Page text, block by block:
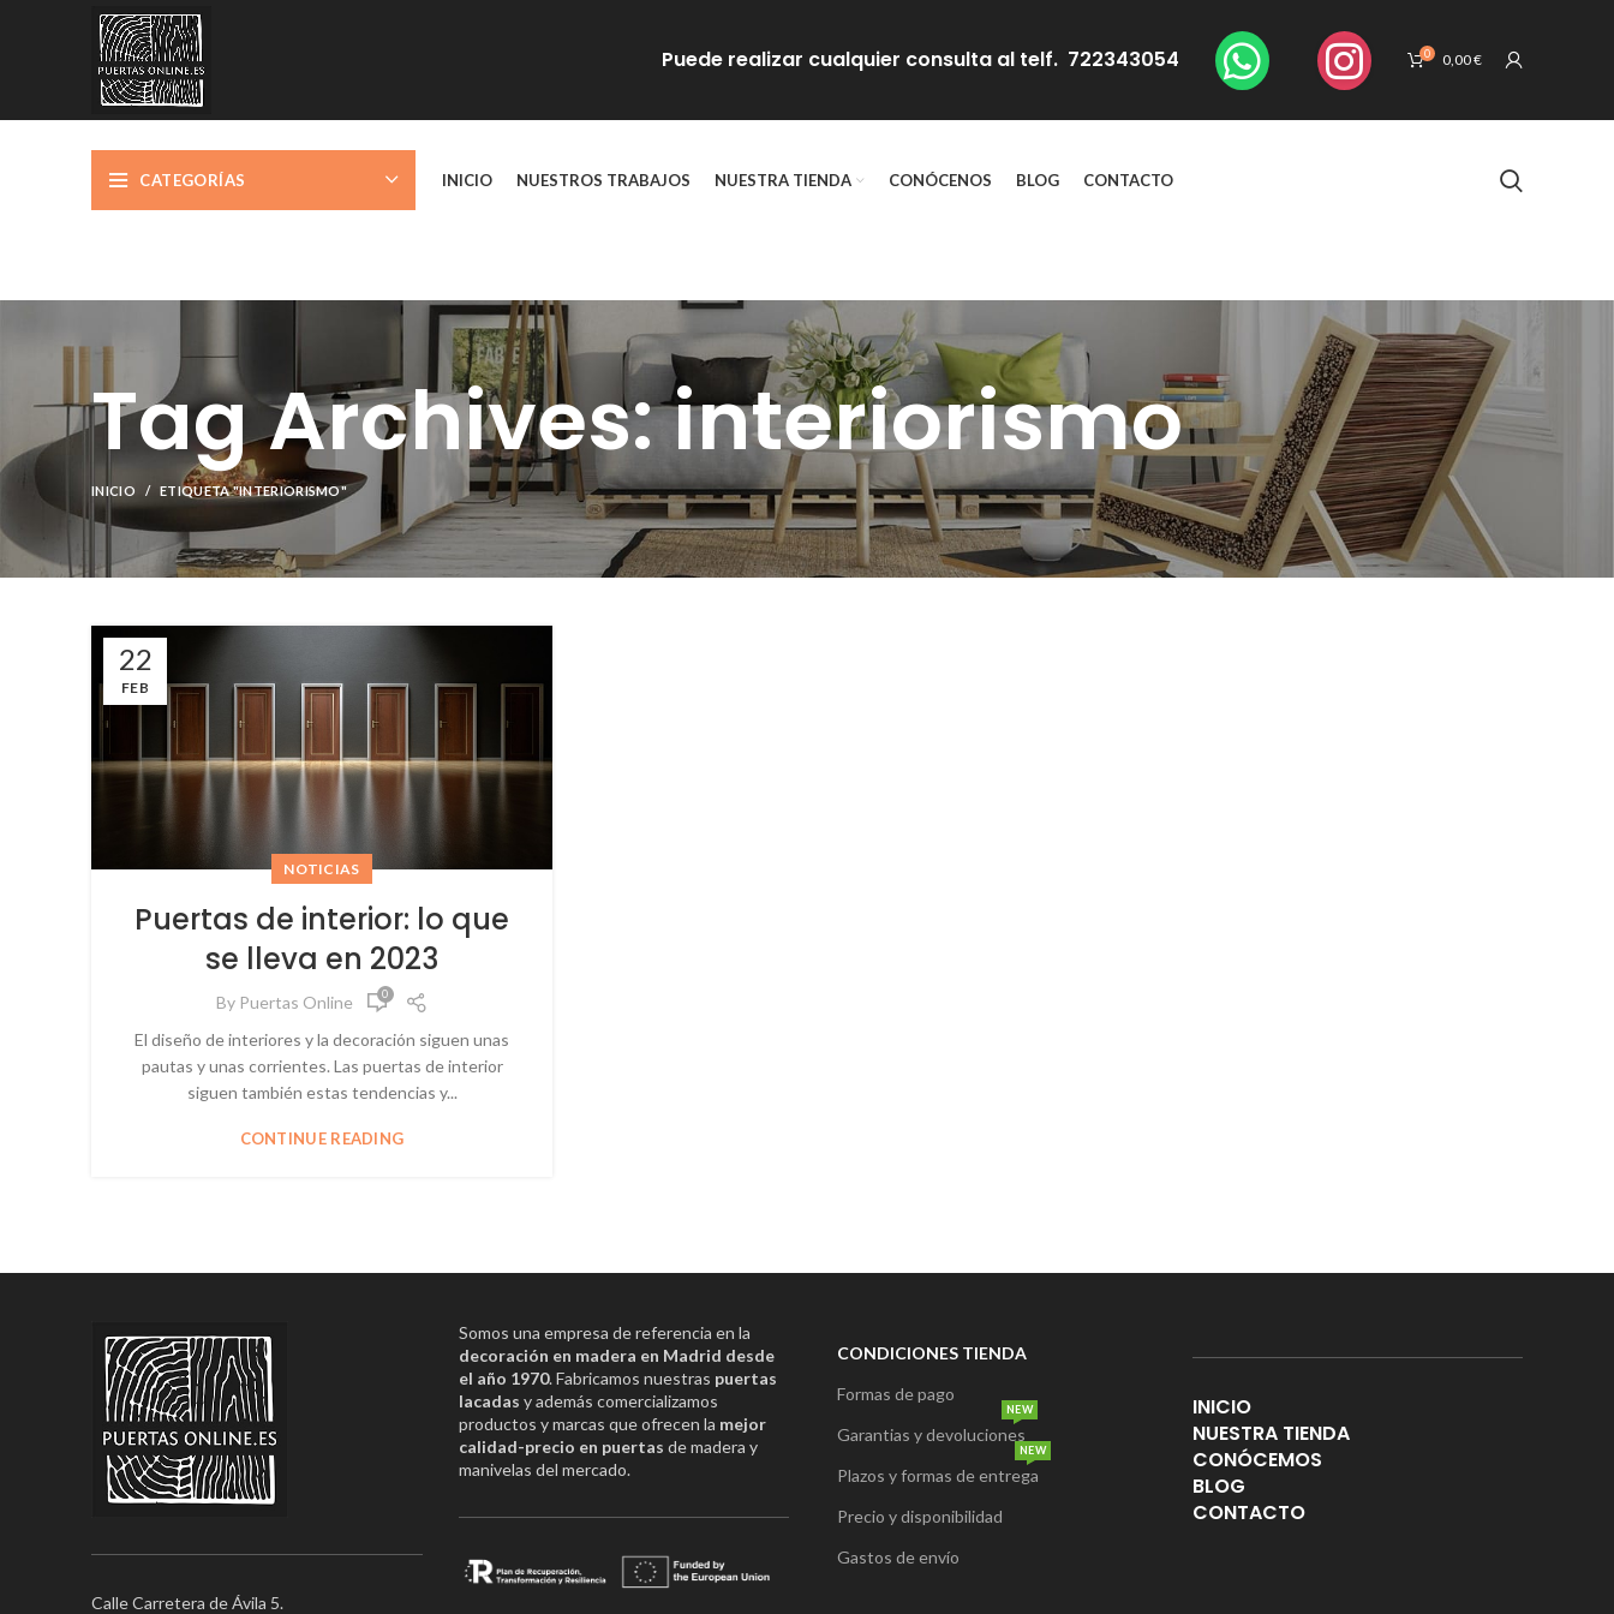
Puede realizar cualquier consulta al telf. 722343054 0 0,00€
CATEGORÍAS INICIO NUESTROS TRABAJOS NUESTRA TIENDA CONÓCENOS BLOG CONTACTO
Tag Archives: interiorismo
INICIO ETIQUETA "INTERIORISMO"
22
FEB
NOTICIAS
Puertas de interior: lo que
se lleva en 2023
By Puertas Online 0
El diseño de interiores y la decoración siguen unas
pautas y unas corrientes. Las puertas de interior
siguen también estas tendencias y...
CONTINUE READING
Calle Carretera de Ávila 5.
Somos una empresa de referencia en la
decoración en madera en Madrid desde
el año 1970. Fabricamos nuestras puertas
lacadas y además comercializamos
productos y marcas que ofrecen la mejor
calidad-precio en puertas de madera y
manivelas del mercado.
CONDICIONES TIENDA
Formas de pago
Garantias y devoluciones
NEW
Plazos y formas de entrega
NEW
Precio y disponibilidad
Gastos de envío
INICIO
NUESTRA TIENDA
CONÓCEMOS
BLOG
CONTACTO